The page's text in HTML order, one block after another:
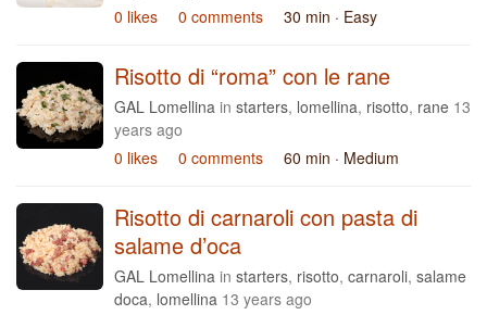
0 likes
0 comments 30 min · Easy
Risotto di “roma” con le rane
GAL Lomellina in starters, lomellina, risotto, rane 13
years ago
0 likes
0 comments 60 min · Medium
Risotto di carnaroli con pasta di
salame d’oca
GAL Lomellina in starters, risotto, carnaroli, salame
doca, lomellina 13 years ago